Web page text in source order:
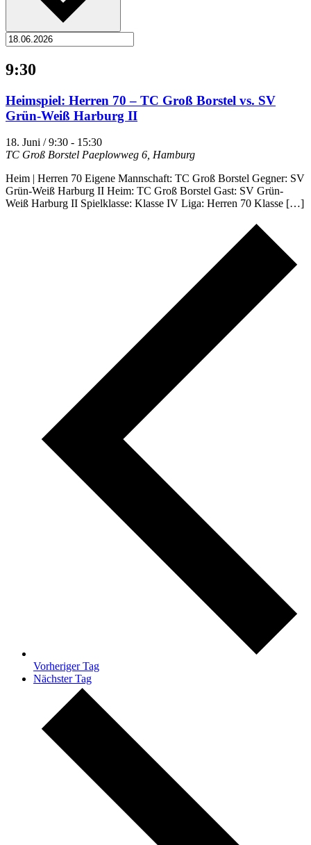
9:30
Heimspiel: Herren 70 – TC Groß Borstel vs. SV
Grün-Weiß Harburg II
18. Juni / 9:30 - 15:30
TC Groß Borstel Paeplowweg 6, Hamburg
Heim | Herren 70 Eigene Mannschaft: TC Groß Borstel Gegner: SV
Grün-Weiß Harburg II Heim: TC Groß Borstel Gast: SV Grün-
Weiß Harburg II Spielklasse: Klasse IV Liga: Herren 70 Klasse […]
Vorheriger Tag
Nächster Tag